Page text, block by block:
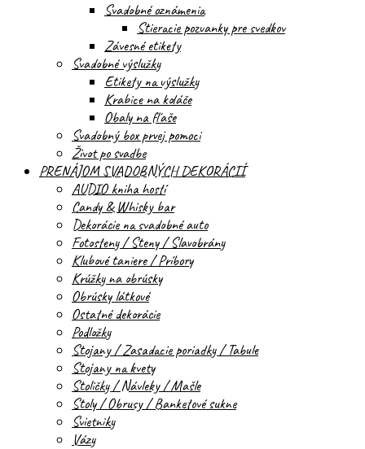
Svadobné oznámenia
Stieracie pozvanky pre svedkov
Závesné etikety
Svadobné výslužky
Etikety na výslužky
Krabice na koláče
Obaly na fľaše
Svadobný box prvej pomoci
Život po svadbe
PRENÁJOM SVADOBNÝCH DEKORÁCIÍ
AUDIO kniha hostí
Candy & Whisky bar
Dekorácie na svadobné auto
Fotosteny / Steny / Slavobrány
Klubové taniere / Príbory
Krúžky na obrúsky
Obrúsky látkové
Ostatné dekorácie
Podložky
Stojany / Zasadacie poriadky / Tabule
Stojany na kvety
Stoličky / Návleky / Mašle
Stoly / Obrusy / Banketové sukne
Svietniky
Vázy